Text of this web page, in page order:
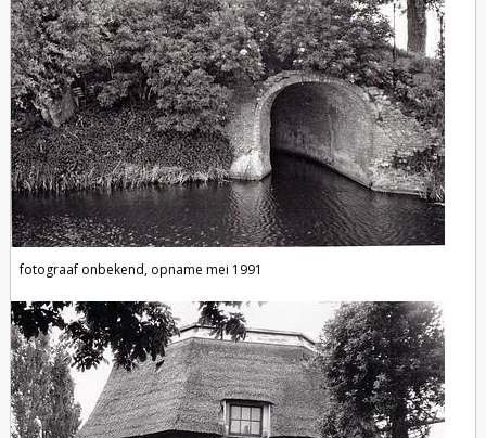
fotograaf onbekend, opname mei 1991